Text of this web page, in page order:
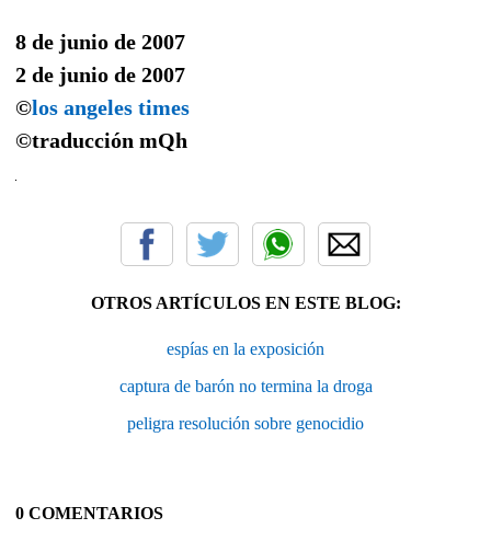
8 de junio de 2007
2 de junio de 2007
©los angeles times
©traducción mQh
OTROS ARTÍCULOS EN ESTE BLOG:
espías en la exposición
captura de barón no termina la droga
peligra resolución sobre genocidio
0 COMENTARIOS